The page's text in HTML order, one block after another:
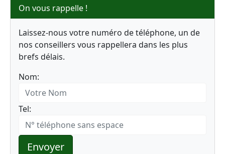
On vous rappelle !
Laissez-nous votre numéro de téléphone, un de
nos conseillers vous rappellera dans les plus
brefs délais.
Nom:
Tel:
Envoyer